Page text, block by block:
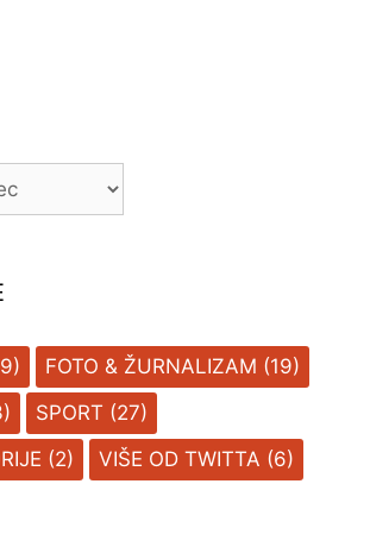
FOTO & ŽURNALIZAM (19)
SPORT (27)
(2) VIŠE OD TWITTA (6)